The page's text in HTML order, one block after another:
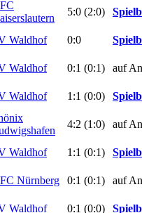
5:0 (2:0)
Waldhof 0:0
Waldhof 0:1 (0:1) auf
Waldhof 1:1 (0:0)
4:2 (1:0) auf
Waldhof 1:1 (0:1)
Nürnberg 0:1 (0:1) auf
Waldhof 0:1 (0:0)